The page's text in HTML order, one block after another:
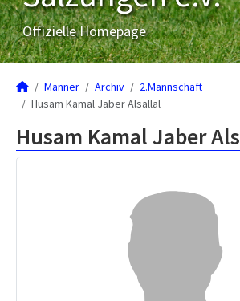
Offizielle Homepage
Männer Archiv
2.Mannschaft
Husam Kamal Jaber Alsallal
Husam Kamal Jaber